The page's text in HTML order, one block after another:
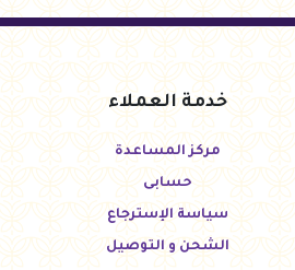
خدمة العملاء
مركز المساعدة
حسابى
سياسة الإسترجاع
الشحن و التوصيل